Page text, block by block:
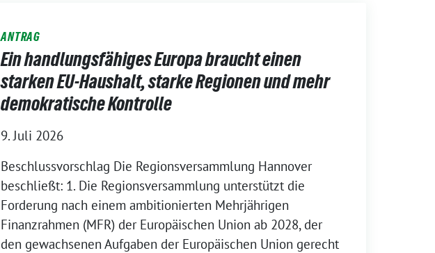
ANTRAG
Ein handlungsfähiges Europa braucht einen
starken EU-Haushalt, starke Regionen und mehr
demokratische Kontrolle
9. Juli 2026
Beschlussvorschlag Die Regionsversammlung Hannover
beschließt: 1. Die Regionsversammlung unterstützt die
Forderung nach einem ambitionierten Mehrjährigen
Finanzrahmen (MFR) der Europäischen Union ab 2028, der
den gewachsenen Aufgaben der Europäischen Union gerecht